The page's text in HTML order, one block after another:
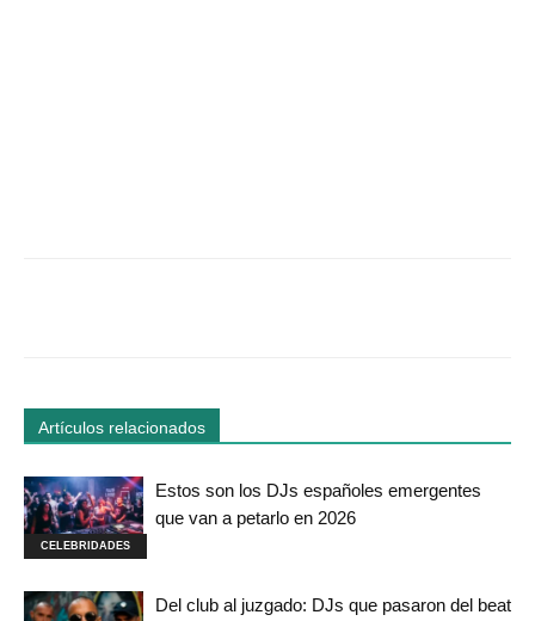
Artículos relacionados
CELEBRIDADES
Estos son los DJs españoles emergentes
que van a petarlo en 2026
Del club al juzgado: DJs que pasaron del beat